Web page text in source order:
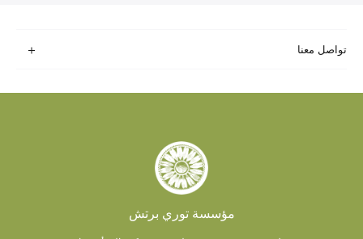
تواصل معنا
مؤسسة توري برتش